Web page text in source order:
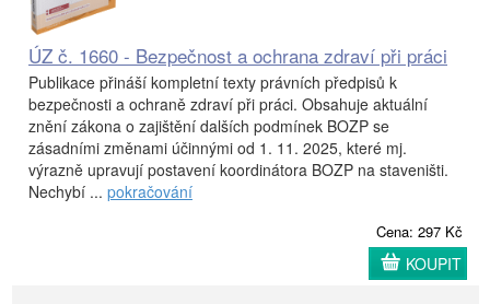
ÚZ č. 1660 - Bezpečnost a ochrana zdraví při práci
Publikace přináší kompletní texty právních předpisů k
bezpečnosti a ochraně zdraví při práci. Obsahuje aktuální
znění zákona o zajištění dalších podmínek BOZP se
zásadními změnami účinnými od 1. 11. 2025, které mj.
výrazně upravují postavení koordinátora BOZP na staveništi.
Nechybí ... pokračování
Cena: 297 Kč
KOUPIT